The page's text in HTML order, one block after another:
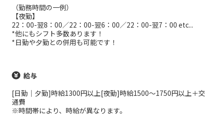
（勤務時間の一例）
【夜勤】
22：00-翌8：00／22：00-翌6：00／22：00-翌7：00 etc...
*他にもシフト多数あります！
*日勤や夕勤との併用も可能です！
給与
[日勤｜夕勤]時給1300円以上[夜勤]時給1500～1750円以上＋交
通費
※時間帯により、時給が異なります。